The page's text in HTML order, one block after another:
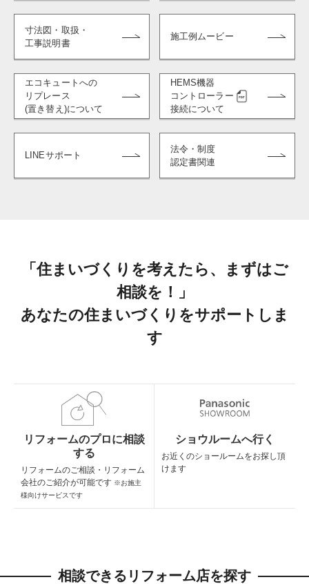
寸法図・取扱・
工事説明書
施工例ムービー
エコキュートへの
リプレース
(置き替え)について
HEMS機器
コントローラー
接続について
LINEサポート
法令・制度
認定書関連
「住まいづくりを考えたら、まずはご
相談を！」
あなたの住まいづくりをサポートしま
す
リフォームのプロに相談
する
リフォームのご相談・ リフォーム
会社のご紹介が可能です ※お施主
様向けサービスです
ショウルームへ行く
お近くのショールームをお探し頂
けます
相談できるリフォーム店を探す